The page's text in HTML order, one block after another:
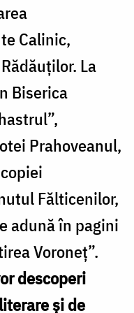
Calinic,
La
Biserica
Prahoveanul,
Fălticenilor,
adună în pagini
Voroneț”.
descoperi
și de